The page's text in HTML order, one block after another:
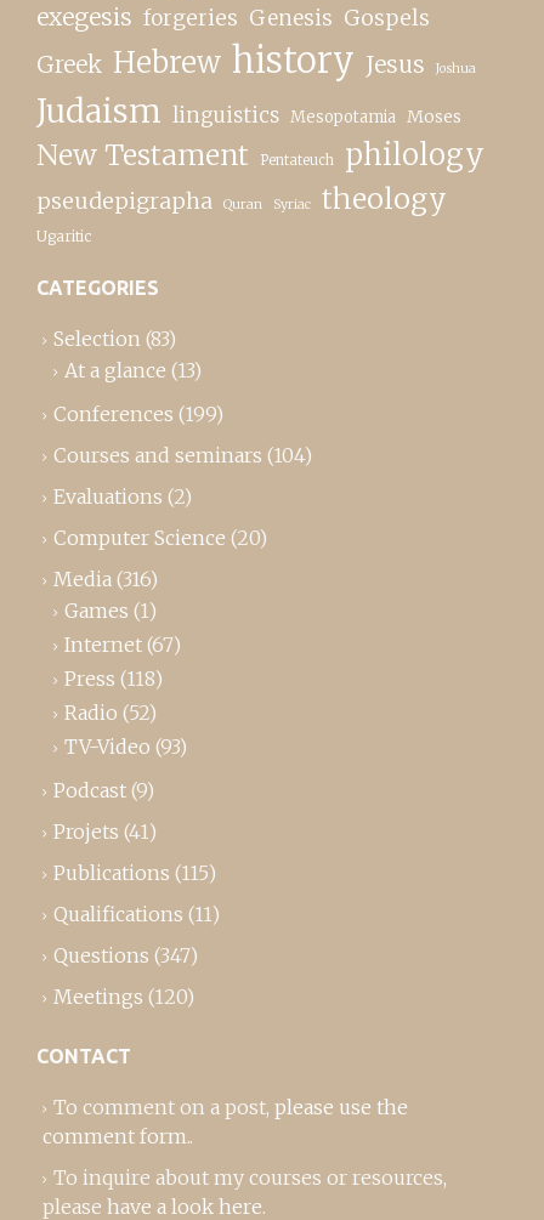
exegesis forgeries Genesis Gospels
Greek Hebrew history Jesus Joshua
Judaism linguistics Mesopotamia Moses
New Testament Pentateuch philology
pseudepigrapha Quran Syriac theology
Ugaritic
CATEGORIES
Selection (83)
At a glance (13)
Conferences (199)
Courses and seminars (104)
Evaluations (2)
Computer Science (20)
Media (316)
Games (1)
Internet (67)
Press (118)
Radio (52)
TV-Video (93)
Podcast (9)
Projets (41)
Publications (115)
Qualifications (11)
Questions (347)
Meetings (120)
CONTACT
To comment on a post, please use the
comment form..
To inquire about my courses or resources,
please have a look here.